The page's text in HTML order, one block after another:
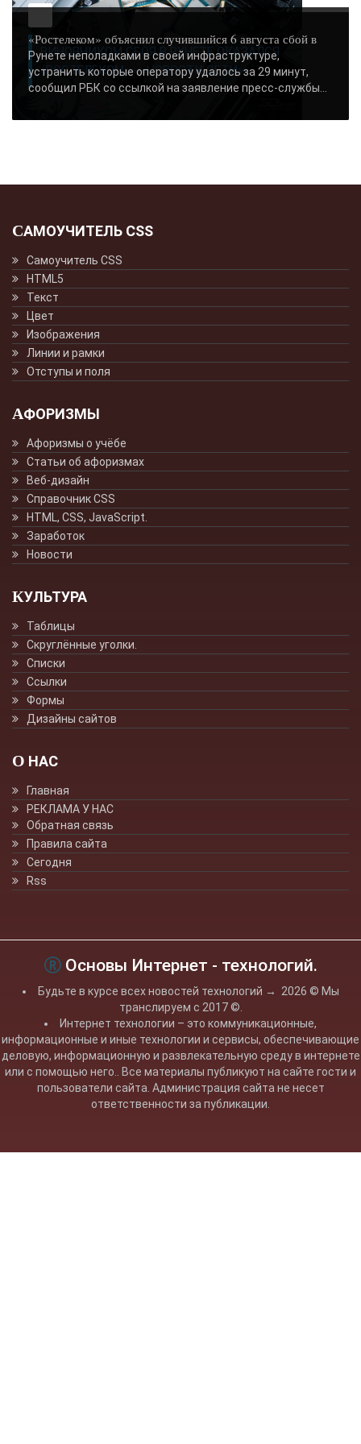
ВИНОВНИКОМ СБОЯ В РУНЕТЕ ОКАЗАЛСЯ
«РОСТЕЛЕКОМ» - «НОВОСТИ СЕТИ»..
«Ростелеком» объяснил случившийся 6 августа сбой в
Рунете неполадками в своей инфраструктуре,
устранить которые оператору удалось за 29 минут,
сообщил РБК со ссылкой на заявление пресс-службы...
САМОУЧИТЕЛЬ CSS
Самоучитель CSS
HTML5
Текст
Цвет
Изображения
Линии и рамки
Отступы и поля
АФОРИЗМЫ
Афоризмы о учёбе
Статьи об афоризмах
Веб-дизайн
Справочник CSS
HTML, CSS, JavaScript.
Заработок
Новости
КУЛЬТУРА
Таблицы
Скруглённые уголки.
Списки
Ссылки
Формы
Дизайны сайтов
О НАС
Главная
РЕКЛАМА У НАС
Обратная связь
Правила сайта
Сегодня
Rss
Основы Интернет - технологий.
Будьте в курсе всех новостей технологий → 2026 © Мы
транслируем с 2017 ©.
Интернет технологии – это коммуникационные,
информационные и иные технологии и сервисы, обеспечивающие
деловую, информационную и развлекательную среду в интернете
или с помощью него.. Все материалы публикуют на сайте гости и
пользователи сайта. Администрация сайта не несет
ответственности за публикации.